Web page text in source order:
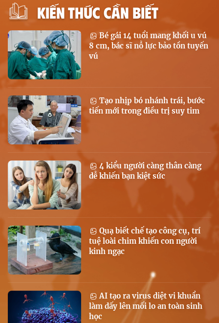
KIẾN THỨC CẦN BIẾT
Bé gái 14 tuổi mang khối u vú
8 cm, bác sĩ nỗ lực bảo tồn tuyến
vú
Tạo nhịp bó nhánh trái, bước
tiến mới trong điều trị suy tim
4 kiểu người càng thân càng
dễ khiến bạn kiệt sức
Quạ biết chế tạo công cụ, trí
tuệ loài chim khiến con người
kinh ngạc
AI tạo ra virus diệt vi khuẩn
làm dấy lên mối lo an toàn sinh
học